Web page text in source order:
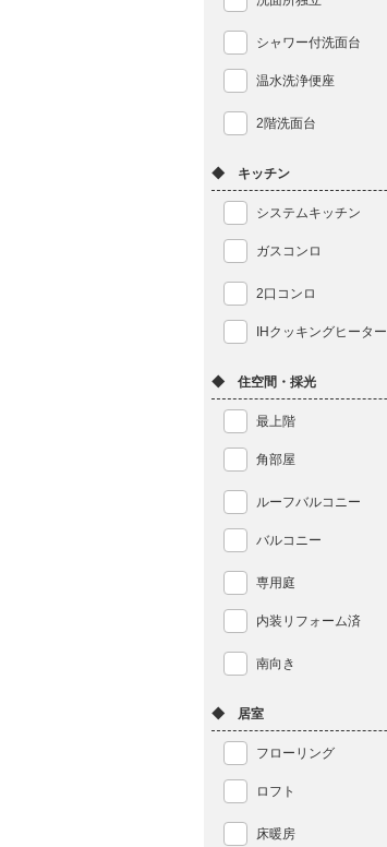
シャワー付洗面台
温水洗浄便座
2階洗面台
◆ キッチン
システムキッチン
ガスコンロ
2口コンロ
IHクッキングヒーター
◆ 住空間・採光
最上階
角部屋
ルーフバルコニー
バルコニー
専用庭
内装リフォーム済
南向き
◆ 居室
フローリング
ロフト
床暖房